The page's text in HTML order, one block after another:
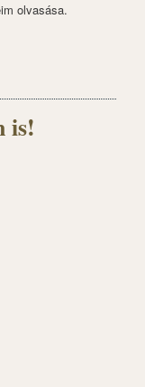
olvasása.
is!